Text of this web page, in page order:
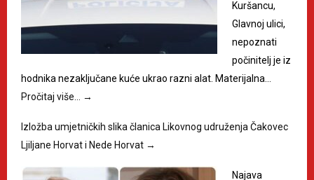
Kuršancu,
Glavnoj ulici,
nepoznati
počinitelj je iz
hodnika nezaključane kuće ukrao razni alat. Materijalna…
Pročitaj više… →
Izložba umjetničkih slika članica Likovnog udruženja Čakovec
Ljiljane Horvat i Nede Horvat →
Najava